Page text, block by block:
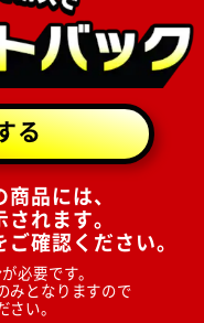
品には、
れます。
確認ください。
必要です。
みとなりますので
い。